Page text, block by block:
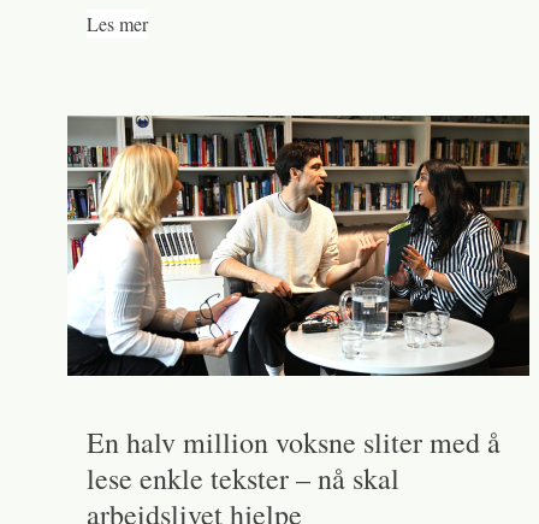
Les mer
En halv million voksne sliter med å
lese enkle tekster – nå skal
arbeidslivet hjelpe